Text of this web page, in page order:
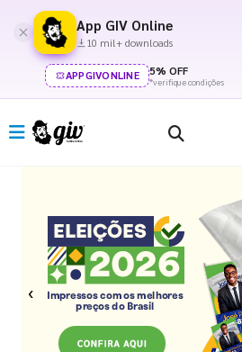
App GIV Online
10 mil+ downloads
APPGIVONLINE 5% OFF
*verifique condições
Previous